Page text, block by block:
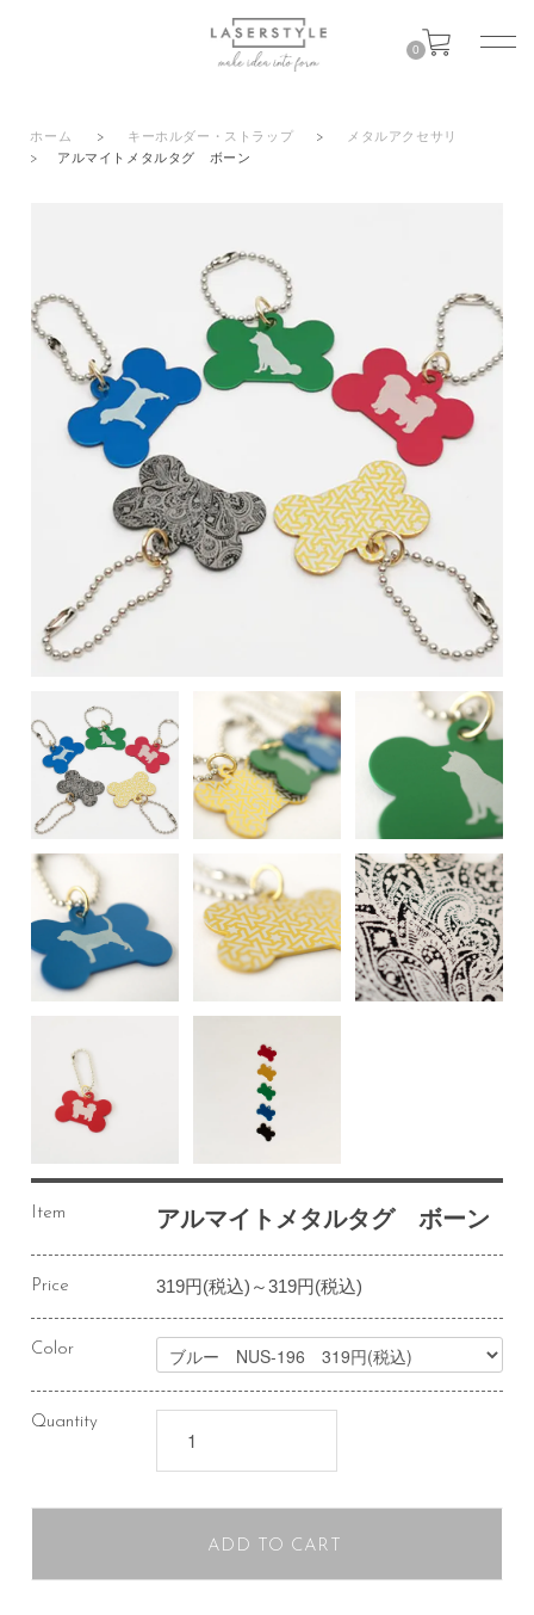
0
ホーム > キーホルダー・ストラップ >
メタルアクセサリ
>
アルマイトメタルタグ ボーン
Item アルマイトメタルタグ ボーン
Price 319円(税込)～319円(税込)
Color
Quantity
ADD TO CART